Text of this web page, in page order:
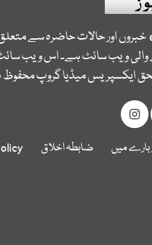
خبروں اور حالات حاضرہ سے
ویب سائٹ ہے۔ اس ویب سائٹ
ایکسپریس میڈیا گروپ محفوظ
میں ضابطہ اخلاق